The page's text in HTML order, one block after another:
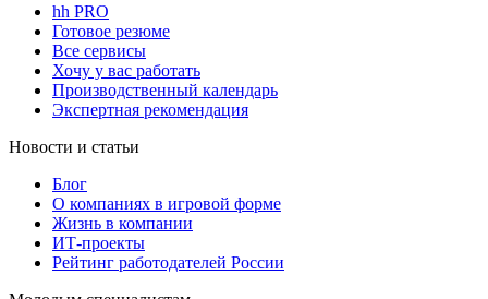
hh PRO
Готовое резюме
Все сервисы
Хочу у вас работать
Производственный календарь
Экспертная рекомендация
Новости и статьи
Блог
О компаниях в игровой форме
Жизнь в компании
ИТ-проекты
Рейтинг работодателей России